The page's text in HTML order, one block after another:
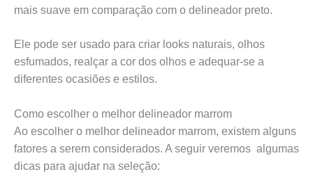
mais suave em comparação com o delineador preto.
Ele pode ser usado para criar looks naturais, olhos
esfumados, realçar a cor dos olhos e adequar-se a
diferentes ocasiões e estilos.
Como escolher o melhor delineador marrom
Ao escolher o melhor delineador marrom, existem alguns
fatores a serem considerados. A seguir veremos algumas
dicas para ajudar na seleção: